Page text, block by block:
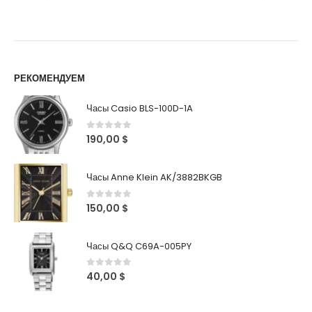
РЕКОМЕНДУЕМ
Часы Casio BLS-100D-1A
0out of 5
190,00 $
Часы Anne Klein AK/3882BKGB
0out of 5
150,00 $
Часы Q&Q C69A-005PY
0 out of 5
40,00 $